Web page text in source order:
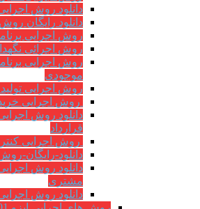
دانلود روش
دانلود رایگان
روش اجرایی
روش اجرائی
روش اجرایی
موجودی
روش اجرایی
روش اجرایی
دانلود روش
قرارداد
روش اجرایی
دانلود-رایگان-
دانلود روش
مشتری
دانلود روش